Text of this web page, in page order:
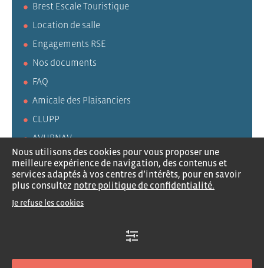
Brest Escale Touristique
Location de salle
Engagements RSE
Nos documents
FAQ
Amicale des Plaisanciers
CLUPP
AVURNAV
Contactez-nous
Plan du site
Nous utilisons des cookies pour vous proposer une
meilleure expérience de navigation, des contenus et
services adaptés à vos centres d’intérêts, pour en savoir
plus consultez notre politique de confidentialité.
Je refuse les cookies